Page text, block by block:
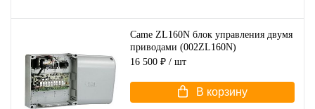
Came ZL160N блок управления двумя
приводами (002ZL160N)
16 500 ₽ / шт
В корзину